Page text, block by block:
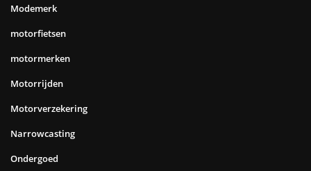
Modemerk
motorfietsen
motormerken
Motorrijden
Motorverzekering
Narrowcasting
Ondergoed